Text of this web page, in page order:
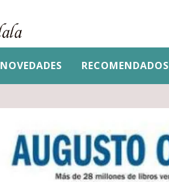
NOVEDADES RECOMENDADOS